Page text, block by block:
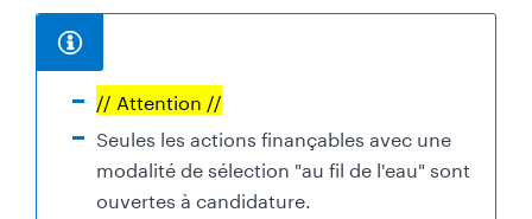
// Attention //
Seules les actions finançables avec une
modalité de sélection "au fil de l'eau" sont
ouvertes à candidature.